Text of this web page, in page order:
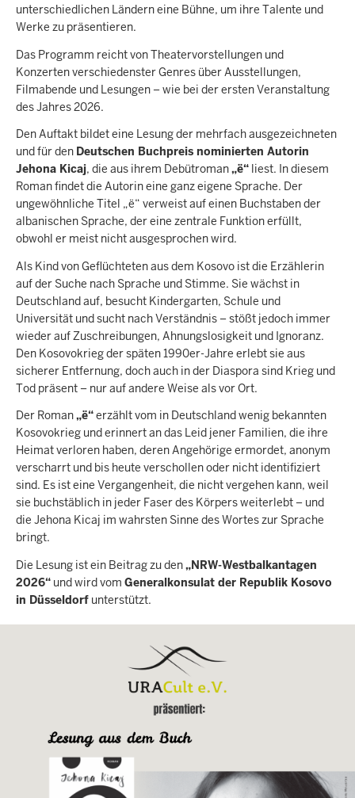
unterschiedlichen Ländern eine Bühne, um ihre Talente und
Werke zu präsentieren.
Das Programm reicht von Theatervorstellungen und
Konzerten verschiedenster Genres über Ausstellungen,
Filmabende und Lesungen – wie bei der ersten Veranstaltung
des Jahres 2026.
Den Auftakt bildet eine Lesung der mehrfach ausgezeichneten
und für den Deutschen Buchpreis nominierten Autorin
Jehona Kicaj, die aus ihrem Debütroman„ë“ liest. In diesem
Roman findet die Autorin eine ganz eigene Sprache. Der
ungewöhnliche Titel „ë“ verweist auf einen Buchstaben der
albanischen Sprache, der eine zentrale Funktion erfüllt,
obwohl er meist nicht ausgesprochen wird.
Als Kind von Geflüchteten aus dem Kosovo ist die Erzählerin
auf der Suche nach Sprache und Stimme. Sie wächst in
Deutschland auf, besucht Kindergarten, Schule und
Universität und sucht nach Verständnis – stößt jedoch immer
wieder auf Zuschreibungen, Ahnungslosigkeit und Ignoranz.
Den Kosovokrieg der späten 1990er-Jahre erlebt sie aus
sicherer Entfernung, doch auch in der Diaspora sind Krieg und
Tod präsent – nur auf andere Weise als vor Ort.
Der Roman„ë“erzählt vom in Deutschland wenig bekannten
Kosovokrieg und erinnert an das Leid jener Familien, die ihre
Heimat verloren haben, deren Angehörige ermordet, anonym
verscharrt und bis heute verschollen oder nicht identifiziert
sind. Es ist eine Vergangenheit, die nicht vergehen kann, weil
sie buchstäblich in jeder Faser des Körpers weiterlebt – und
die Jehona Kicaj im wahrsten Sinne des Wortes zur Sprache
bringt.
Die Lesung ist ein Beitrag zu den„NRW-Westbalkantagen
2026“ und wird vom Generalkonsulat der Republik Kosovo
in Düsseldorf unterstützt.